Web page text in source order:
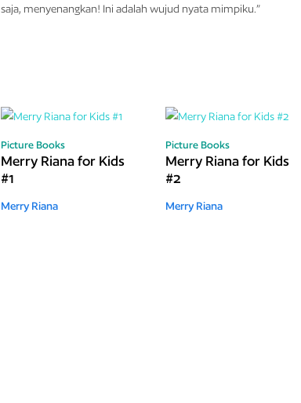
saja, menyenangkan! Ini adalah wujud nyata mimpiku.”
Picture Books
Merry Riana for Kids
#1
Merry Riana
Picture Books
Merry Riana for Kids
#2
Merry Riana